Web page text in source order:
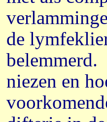
de
belemmerd.
niezen en